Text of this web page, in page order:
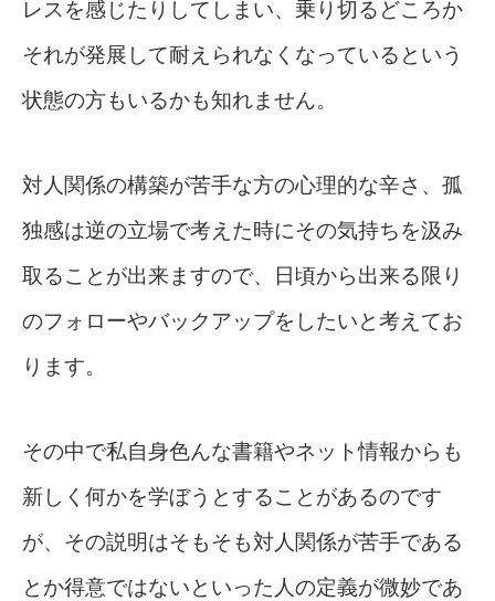
レスを感じたりしてしまい、乗り切るどころか
それが発展して耐えられなくなっているという
状態の方もいるかも知れません。
対人関係の構築が苦手な方の心理的な辛さ、孤
独感は逆の立場で考えた時にその気持ちを汲み
取ることが出来ますので、日頃から出来る限り
のフォローやバックアップをしたいと考えてお
ります。
その中で私自身色んな書籍やネット情報からも
新しく何かを学ぼうとすることがあるのです
が、その説明はそもそも対人関係が苦手である
とか得意ではないといった人の定義が微妙であ